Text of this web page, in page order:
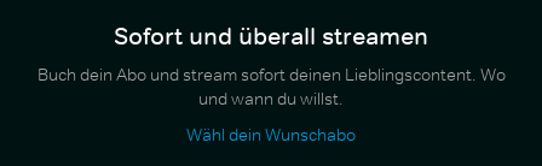
Sofort und überall streamen
Buch dein Abo und stream sofort deinen Lieblingscontent. Wo
und wann du willst.
Wähl dein Wunschabo